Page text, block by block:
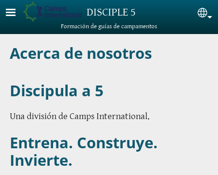
Pasar al contenido principalDISCIPLE 5
Formación de guías de campamentos
Acerca de nosotros
Discipula a 5
Una división de Camps International.
Entrena. Construye.
Invierte.